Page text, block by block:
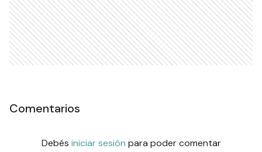
Comentarios
Debés iniciar sesión para poder comentar